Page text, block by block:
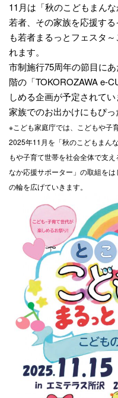
11月は「秋のこどもまん
若者、その家族を応援す
も若者まるっとフェスタ
れます。
市制施行75周年の節目に
階の「TOKOROZAWA e-
しめる企画が予定されてい
家族でのお出かけにもぴっ
※こども家庭庁では、こどもや子
2025年11月を「秋のこどもまん
もや子育て世帯を社会全体で支
なか応援サポーター」の取組を
の輪を広げていきます。